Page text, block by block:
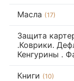
Масла (17)
Защита
.Коврики.
Кенгурины .
Книги (10)